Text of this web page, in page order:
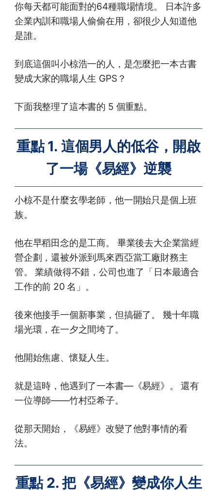
你每天都可能面對的64種職場情境。 日本許多
企業內訓和職場人偷偷在用，卻很少人知道他
是誰。
到底這個叫小椋浩一的人，是怎麼把一本古書
變成大家的職場人生 GPS？
下面我整理了這本書的 5 個重點。
重點 1. 這個男人的低谷，開啟
了一場《易經》逆襲
小椋不是什麼玄學老師，他一開始只是個上班
族。
他在早稻田念的是工商。 畢業後去大企業當經
營企劃，還被外派到馬來西亞當工廠財務主
管。 業績做得不錯，公司也進了「日本最適合
工作的前 20 名」。
後來他接手一個新事業，但搞砸了。 幾十年職
場光環，在一夕之間垮了。
他開始焦慮、懷疑人生。
就是這時，他遇到了一本書—《易經》。 還有
一位導師——竹村亞希子。
從那天開始，《易經》改變了他對事情的看
法。
重點 2. 把《易經》變成你人生